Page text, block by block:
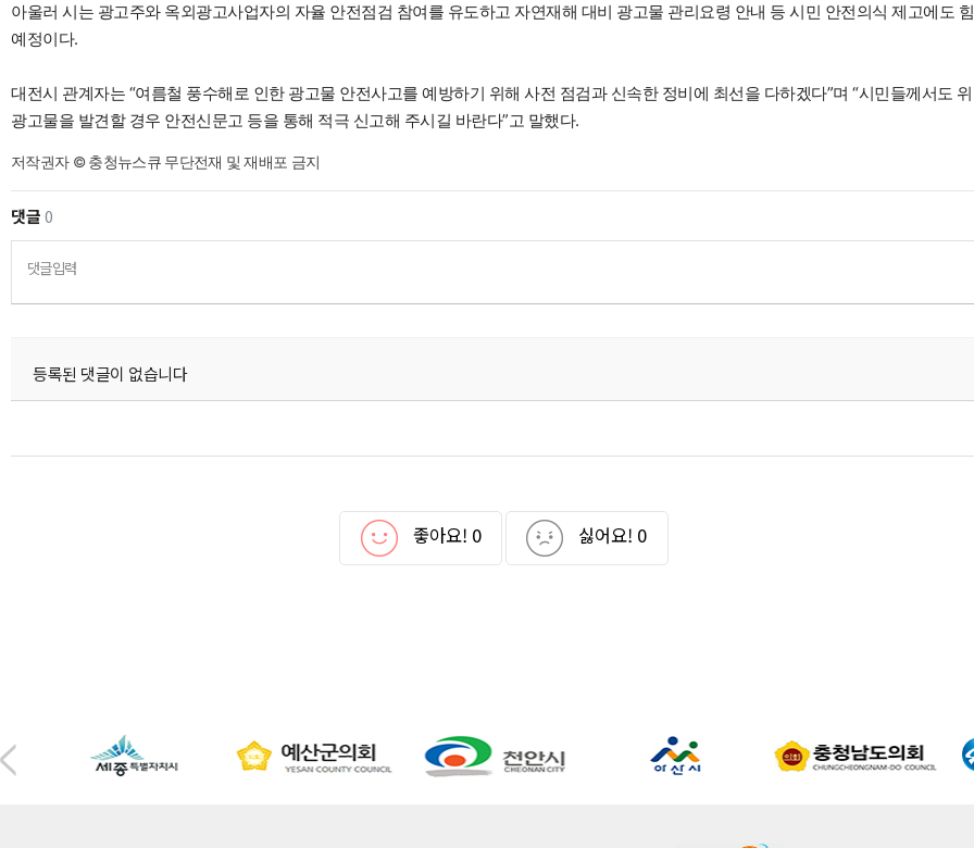
아울러 시는 광고주와 옥외광고사업자의 자율 안전점검 참여를 유도하고 자연재해 대비 광고물 관리요령 안내 등 시민 안전의식 제고에도
예정이다.
대전시 관계자는 “여름철 풍수해로 인한 광고물 안전사고를 예방하기 위해 사전 점검과 신속한 정비에 최선을 다하겠다”며 “시민들께서도
광고물을 발견할 경우 안전신문고 등을 통해 적극 신고해 주시길 바란다”고 말했다.
저작권자 © 충청뉴스큐 무단전재 및 재배포 금지
댓글0
댓글입력
등록된 댓글이 없습니다
좋아요! 0 싫어요! 0